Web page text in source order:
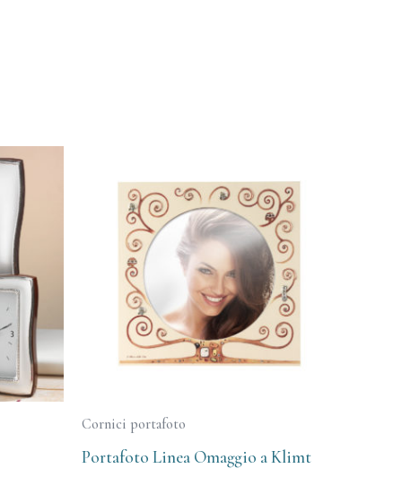
Cornici portafoto
Portafoto Linea Omaggio a Klimt